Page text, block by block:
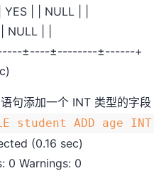
| | NULL | |
NULL | |
±----±--------±------+
语句添加一个 INT 类型的字段
student ADD age
(0.16 sec)
0 Warnings: 0